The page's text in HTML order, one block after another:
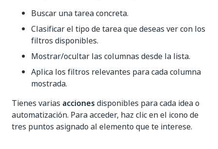
Buscar una tarea concreta.
Clasificar el tipo de tarea que deseas ver con los
filtros disponibles.
Mostrar/ocultar las columnas desde la lista.
Aplica los filtros relevantes para cada columna
mostrada.
Tienes varias acciones disponibles para cada idea o
automatización. Para acceder, haz clic en el icono de
tres puntos asignado al elemento que te interese.